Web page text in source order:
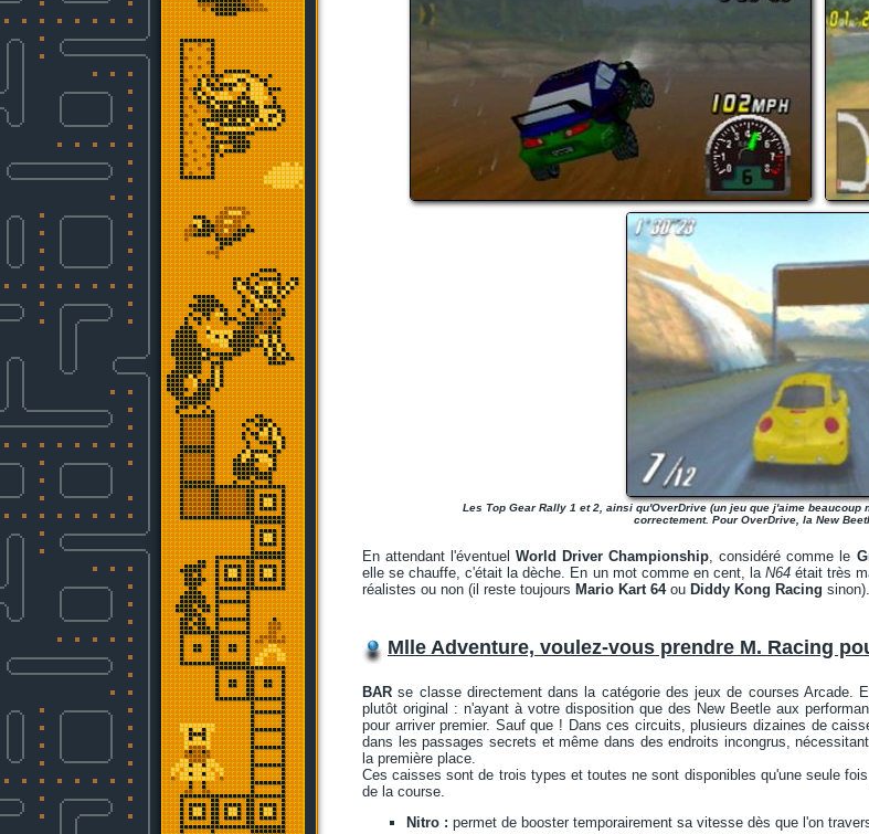
Les Top Gear Rally 1 et 2, ainsi qu'OverDrive (un jeu que j'aime
correctement. Pour OverDrive, la New
En attendant l'éventuelWorld Driver Championship, considéré comme le
elle se chauffe, c'était la dèche. En un mot comme en cent, la N64 était très
réalistes ou non (il reste toujours Mario Kart 64ou Diddy Kong Racing sinon).
Mlle Adventure, voulez-vous prendre M. Racing
BAR se classe directement dans la catégorie des jeux de courses Arcade.
plutôt original : n'ayant à votre disposition que des New Beetle aux
pour arriver premier. Sauf que ! Dans ces circuits, plusieurs dizaines de
dans les passages secrets et même dans des endroits incongrus,
la première place.
Ces caisses sont de trois types et toutes ne sont disponibles qu'une seule
de la course.
Nitro : permet de booster temporairement sa vitesse dès que l'on